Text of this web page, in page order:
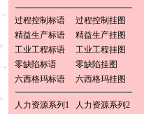
过程控制标语
过程控制挂图
精益生产标语
精益生产挂图
工业工程标语
工业工程挂图
零缺陷标语
零缺陷挂图
六西格玛标语
六西格玛挂图
人力资源系列1
人力资源系列2